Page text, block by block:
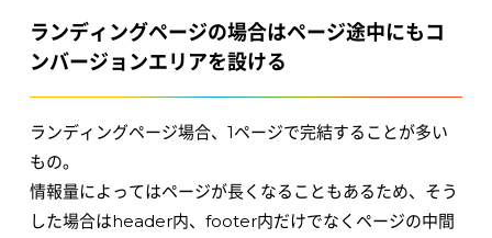
ランディングページの場合はページ途中にもコ
ンバージョンエリアを設ける
ランディングページ場合、1ページで完結することが多い
もの。
情報量によってはページが長くなることもあるため、そう
した場合はheader内、footer内だけでなくページの中間